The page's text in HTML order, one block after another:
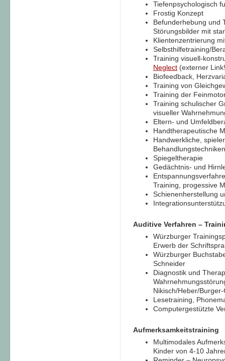
Tiefenpsychologisch
Frostig Konzept
Befunderhebung und
Störungsbilder mit
Klientenzentrierung
Selbsthilfetraining/
Training visuell-
Neglect (externer
Biofeedback,
Training von
Training der
Training schulischer
visueller
Eltern- und
Handtherapeutische
Handwerkliche,
Behandlungstechniken
Spiegeltherapie
Gedächtnis- und
Training, progessive
Schienenherstellung
Auditive Verfahren –
Würzburger
Erwerb der
Würzburger
Schneider
Diagnostik und
Nikisch/Heber/
Lesetraining,
Computergestützte
Aufmerksamkeitstraining
Multimodales
Kinder von 4-10